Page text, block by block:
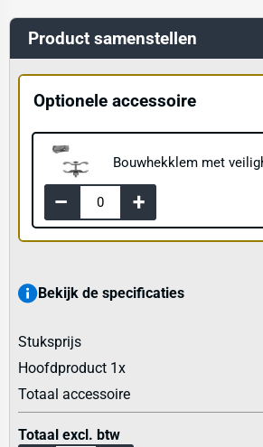
Product samenstellen
Optionele accessoire
Bouwhekklem met
Bekijk de specificaties
Stuksprijs
Hoofdproduct 1x
Totaal accessoire
Totaal excl. btw